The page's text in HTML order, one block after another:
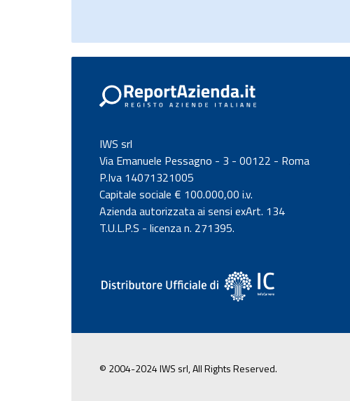
IWS srl
Via Emanuele Pessagno - 3 - 00122 - Roma
P.Iva 14071321005
Capitale sociale € 100.000,00 i.v.
Azienda autorizzata ai sensi exArt. 134
T.U.L.P.S - licenza n. 271395.
© 2004-2024 IWS srl, All Rights Reserved.